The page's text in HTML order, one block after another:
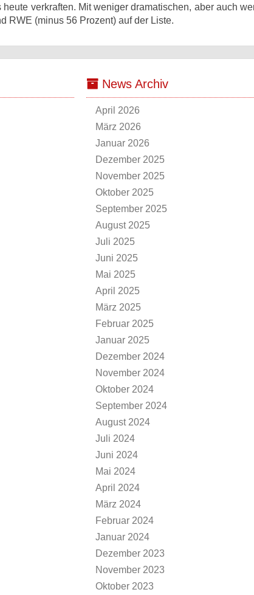
verkraften. Mit weniger dramatischen, aber auch
RWE (minus 56 Prozent) auf der Liste.
News Archiv
April 2026
März 2026
Januar 2026
Dezember 2025
November 2025
Oktober 2025
September 2025
August 2025
Juli 2025
Juni 2025
Mai 2025
April 2025
März 2025
Februar 2025
Januar 2025
Dezember 2024
November 2024
Oktober 2024
September 2024
August 2024
Juli 2024
Juni 2024
Mai 2024
April 2024
März 2024
Februar 2024
Januar 2024
Dezember 2023
November 2023
Oktober 2023